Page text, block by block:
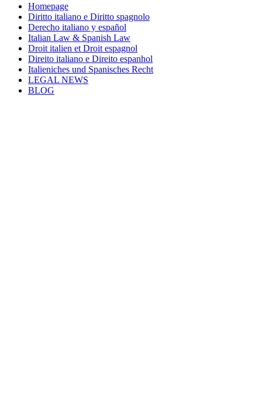
Homepage
Diritto italiano e Diritto spagnolo
Derecho italiano y español
Italian Law & Spanish Law
Droit italien et Droit espagnol
Direito italiano e Direito espanhol
Italieniches und Spanisches Recht
LEGAL NEWS
BLOG